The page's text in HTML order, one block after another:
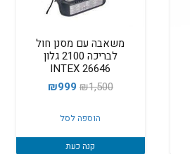
משאבה עם מסנן חול
לבריכה 2100 גלון
INTEX 26646
₪1,500
המחיר
היה:
₪1,500.
₪999
₪999.
הוספה לסל
קנה כעת